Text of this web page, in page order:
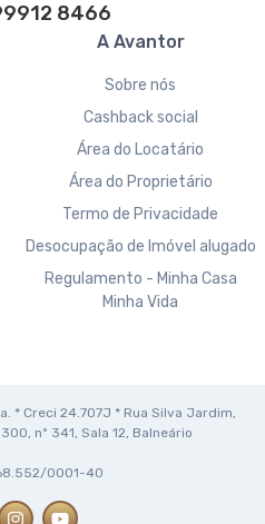
8466
A Avantor
Sobre nós
Cashback social
Área do Locatário
Área do Proprietário
Termo de Privacidade
Desocupação de Imóvel alugado
Regulamento - Minha Casa
Minha Vida
* Creci 24.707J * Rua Silva Jardim,
nº 341, Sala 12, Balneário
0001-40